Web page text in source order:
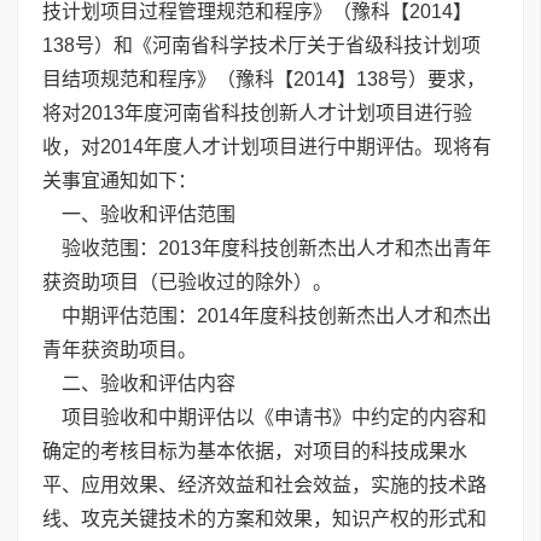
技计划项目过程管理规范和程序》（豫科【2014】
138号）和《河南省科学技术厅关于省级科技计划项
目结项规范和程序》（豫科【2014】138号）要求，
将对2013年度河南省科技创新人才计划项目进行验
收，对2014年度人才计划项目进行中期评估。现将有
关事宜通知如下：
一、验收和评估范围
验收范围：2013年度科技创新杰出人才和杰出青年
获资助项目（已验收过的除外）。
中期评估范围：2014年度科技创新杰出人才和杰出
青年获资助项目。
二、验收和评估内容
项目验收和中期评估以《申请书》中约定的内容和
确定的考核目标为基本依据，对项目的科技成果水
平、应用效果、经济效益和社会效益，实施的技术路
线、攻克关键技术的方案和效果，知识产权的形式和